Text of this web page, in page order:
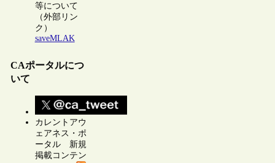
等について
（外部リン
ク）
saveMLAK
CAポータルにつ
いて
カレントアウ
ェアネス・ポ
ータル 新規
掲載コンテン